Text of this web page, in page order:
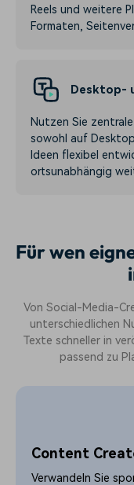
Reels und weitere
Formaten,
Desktop-
Nutzen Sie
sowohl auf
Ideen flexibel
ortsunabhängig
Für wen
Von Social-Media-
unterschiedlichen
Texte schneller in
passend zu
Content
Verwandeln Sie